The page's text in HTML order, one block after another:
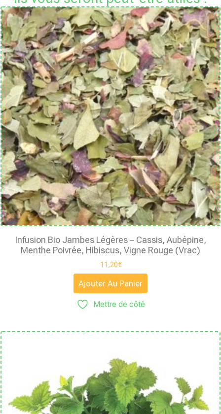
Infusion Bio Jambes Légères – Cassis, Aubépine,
Menthe Poivrée, Hibiscus, Vigne Rouge (Vrac)
11,20€
Ajouter Au Panier
Mettre de côté